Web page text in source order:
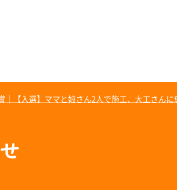
｜【入選】ママと娘さん2人で施工、大工さんに